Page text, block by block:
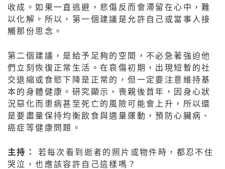
收成。如果一直逃避，悲傷反而會滯留在心中，難
以化解。所以，第一個建議是允許自己或當事人接
觸那份思念。
第二個建議，是給予足夠的空間，不必急著強迫他
們立刻恢復正常生活。在哀傷初期，出現短暫的社
交退縮或食慾下降是正常的，但一定要注意維持基
本的身體健康。研究顯示，喪親後首年，因身心狀
況惡化而患病甚至死亡的風險可能會上升，所以還
是要盡量保持均衡飲食與適量運動，預防心臟病、
癌症等健康問題。
主持：
若每次看到逝者的照片或物件時，都忍不住
哭泣，也應該容許自己這樣嗎？